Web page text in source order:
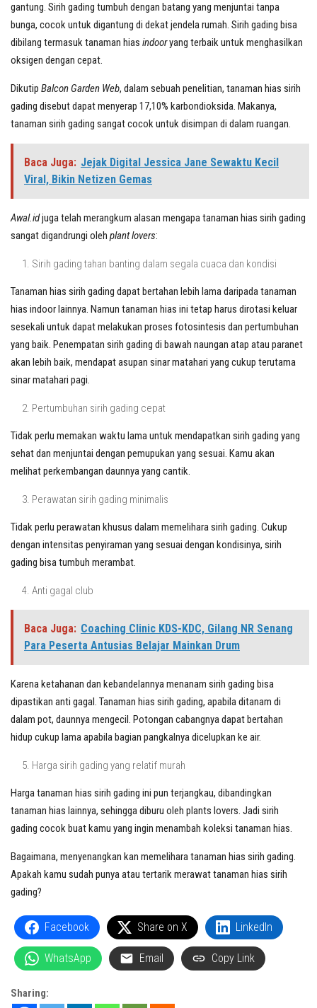
gantung. Sirih gading tumbuh dengan batang yang menjuntai tanpa
bunga, cocok untuk digantung di dekat jendela rumah. Sirih gading bisa
dibilang termasuk tanaman hias indooryang terbaik untuk menghasilkan
oksigen dengan cepat.
Dikutip Balcon Garden Web, dalam sebuah penelitian, tanaman hias sirih
gading disebut dapat menyerap 17,10% karbondioksida. Makanya,
tanaman sirih gading sangat cocok untuk disimpan di dalam ruangan.
Baca Juga: Jejak Digital Jessica Jane Sewaktu Kecil
Viral, Bikin Netizen Gemas
Awal.idjuga telah merangkum alasan mengapa tanaman hias sirih gading
sangat digandrungi oleh plant lovers:
Sirih gading tahan banting dalam segala cuaca dan kondisi
Tanaman hias sirih gading dapat bertahan lebih lama daripada tanaman
hias indoor lainnya. Namun tanaman hias ini tetap harus dirotasi keluar
sesekali untuk dapat melakukan proses fotosintesis dan pertumbuhan
yang baik. Penempatan sirih gading di bawah naungan atap atau paranet
akan lebih baik, mendapat asupan sinar matahari yang cukup terutama
sinar matahari pagi.
Pertumbuhan sirih gading cepat
Tidak perlu memakan waktu lama untuk mendapatkan sirih gading yang
sehat dan menjuntai dengan pemupukan yang sesuai. Kamu akan
melihat perkembangan daunnya yang cantik.
Perawatan sirih gading minimalis
Tidak perlu perawatan khusus dalam memelihara sirih gading. Cukup
dengan intensitas penyiraman yang sesuai dengan kondisinya, sirih
gading bisa tumbuh merambat.
Anti gagal club
Baca Juga: Coaching Clinic KDS-KDC, Gilang NR Senang
Para Peserta Antusias Belajar Mainkan Drum
Karena ketahanan dan kebandelannya menanam sirih gading bisa
dipastikan anti gagal. Tanaman hias sirih gading, apabila ditanam di
dalam pot, daunnya mengecil. Potongan cabangnya dapat bertahan
hidup cukup lama apabila bagian pangkalnya dicelupkan ke air.
Harga sirih gading yang relatif murah
Harga tanaman hias sirih gading ini pun terjangkau, dibandingkan
tanaman hias lainnya, sehingga diburu oleh plants lovers. Jadi sirih
gading cocok buat kamu yang ingin menambah koleksi tanaman hias.
Bagaimana, menyenangkan kan memelihara tanaman hias sirih gading.
Apakah kamu sudah punya atau tertarik merawat tanaman hias sirih
gading?
Facebook Share on X LinkedIn
WhatsApp Email Copy Link
Sharing: